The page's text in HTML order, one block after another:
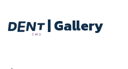
| Gallery